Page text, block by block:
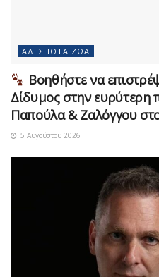
ΑΔΈΣΠΟΤΑ ΖΏΑ
Βοηθήστε να
Δίδυμος στην ευρύτερη
Παπούλα & Ζαλόγγου
5 Αυγούστου 2026